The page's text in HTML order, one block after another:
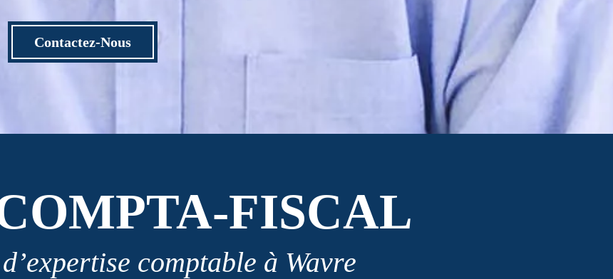
Contactez-Nous
FISCAL
comptable à Wavre